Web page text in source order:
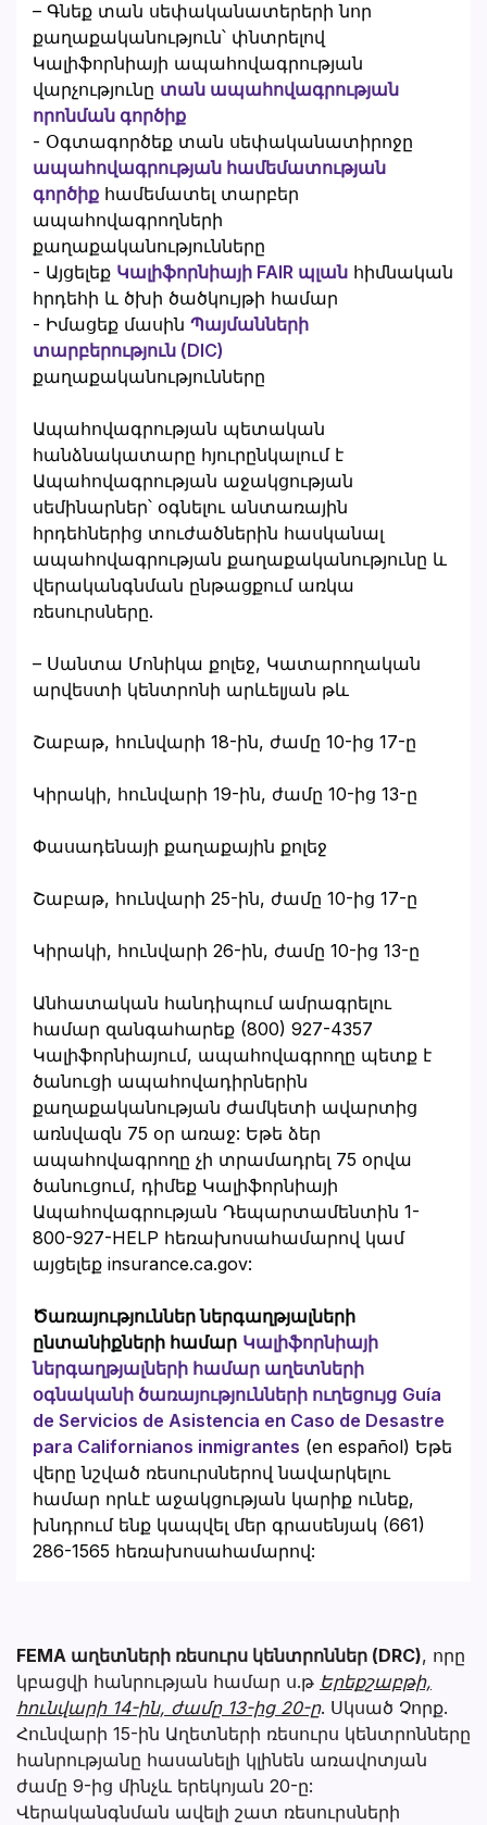
– Գնեք տան սեփականատերերի նոր
քաղաքականություն՝ փնտրելով
Կալիֆորնիայի ապահովագրության
վարչությունը տան ապահովագրության
որոնման գործիք
- Օգտագործեք տան սեփականատիրոջը
ապահովագրության համեմատության
գործիք համեմատել տարբեր
ապահովագրողների
քաղաքականությունները
- Այցելեք Կալիֆորնիայի FAIR պլան հիմնական
հրդեհի և ծխի ծածկույթի համար
- Իմացեք մասին Պայմանների
տարբերություն (DIC)
քաղաքականությունները
Ապահովագրության պետական
հանձնակատարը հյուրընկալում է
Ապահովագրության աջակցության
սեմինարներ՝ օգնելու անտառային
հրդեհներից տուժածներին հասկանալ
ապահովագրության քաղաքականությունը և
վերականգնման ընթացքում առկա
ռեսուրսները.
– Սանտա Մոնիկա քոլեջ, Կատարողական
արվեստի կենտրոնի արևելյան թև
Շաբաթ, հունվարի 18-ին, ժամը 10-ից 17-ը
Կիրակի, հունվարի 19-ին, ժամը 10-ից 13-ը
Փասադենայի քաղաքային քոլեջ
Շաբաթ, հունվարի 25-ին, ժամը 10-ից 17-ը
Կիրակի, հունվարի 26-ին, ժամը 10-ից 13-ը
Անհատական հանդիպում ամրագրելու
համար զանգահարեք (800) 927-4357
Կալիֆորնիայում, ապահովագրողը պետք է
ծանուցի ապահովադիրներին
քաղաքականության ժամկետի ավարտից
առնվազն 75 օր առաջ: Եթե ձեր
ապահովագրողը չի տրամադրել 75 օրվա
ծանուցում, դիմեք Կալիֆորնիայի
Ապահովագրության Դեպարտամենտին 1-
800-927-HELP հեռախոսահամարով կամ
այցելեք insurance.ca.gov:
Ծառայություններ ներգաղթյալների
ընտանիքների համար Կալիֆորնիայի
ներգաղթյալների համար աղետների
օգնականի ծառայությունների ուղեցույց Guía
de Servicios de Asistencia en Caso de Desastre
para Californianos inmigrantes (en español) Եթե
վերը նշված ռեսուրսներով նավարկելու
համար որևէ աջակցության կարիք ունեք,
խնդրում ենք կապվել մեր գրասենյակ (661)
286-1565 հեռախոսահամարով:
FEMA աղետների ռեսուրս կենտրոններ (DRC), որը
կբացվի հանրության համար ս.թ Երեքշաբթի,
հունվարի 14-ին, ժամը 13-ից 20-ը. Սկսած Չորք.
Հունվարի 15-ին Աղետների ռեսուրս կենտրոնները
հանրությանը հասանելի կլինեն առավոտյան
ժամը 9-ից մինչև երեկոյան 20-ը:
Վերականգնման ավելի շատ ռեսուրսների